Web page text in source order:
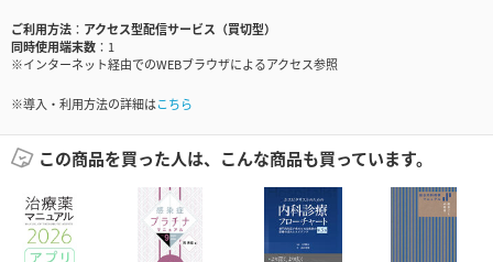
ご利用方法
アクセス型配信サービス（買切型）
同時使用端末数
1
※インターネット経由でのWEBブラウザによるアクセス参照
※導入・利用方法の詳細はこちら
この商品を買った人は、こんな商品も買っています。